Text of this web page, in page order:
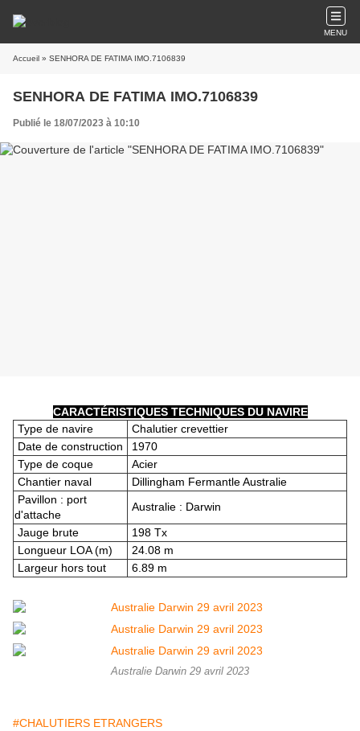
MENU
Accueil » SENHORA DE FATIMA IMO.7106839
SENHORA DE FATIMA IMO.7106839
Publié le 18/07/2023 à 10:10
CARACTÉRISTIQUES TECHNIQUES DU NAVIRE
Type de navire
Chalutier crevettier
Date de construction
1970
Type de coque
Acier
Chantier naval
Dillingham Fermantle Australie
Pavillon : port
d'attache
Australie : Darwin
Jauge brute
198 Tx
Longueur LOA (m)
24.08 m
Largeur hors tout
6.89 m
Australie Darwin 29 avril 2023
#CHALUTIERS ETRANGERS